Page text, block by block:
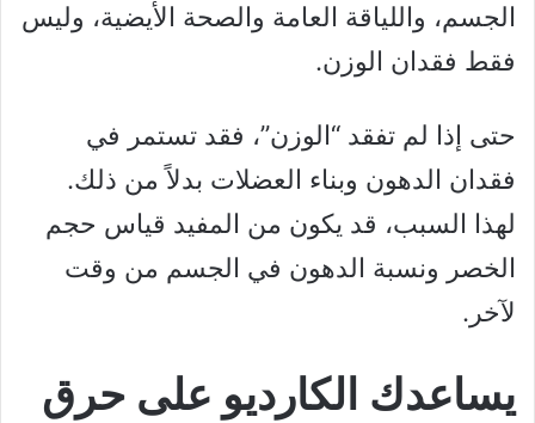
الجسم، واللياقة العامة والصحة الأيضية، وليس
فقط فقدان الوزن.
حتى إذا لم تفقد “الوزن”، فقد تستمر في
فقدان الدهون وبناء العضلات بدلاً من ذلك.
لهذا السبب، قد يكون من المفيد قياس حجم
الخصر ونسبة الدهون في الجسم من وقت
لآخر.
يساعدك الكارديو على حرق